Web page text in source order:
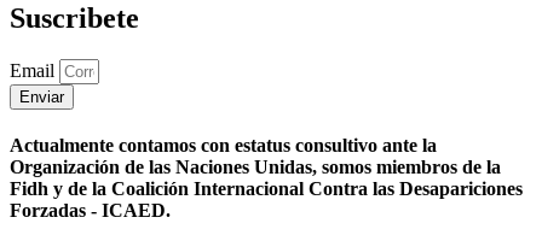
Suscribete
Email
Enviar
Actualmente contamos con estatus consultivo ante la
Organización de las Naciones Unidas, somos miembros de la
Fidh y de la Coalición Internacional Contra las Desapariciones
Forzadas - ICAED.